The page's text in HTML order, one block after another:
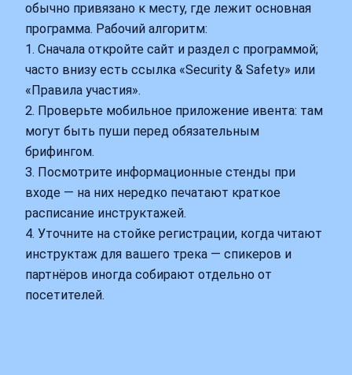
обычно привязано к месту, где лежит основная
программа. Рабочий алгоритм:
1. Сначала откройте сайт и раздел с программой;
часто внизу есть ссылка «Security & Safety» или
«Правила участия».
2. Проверьте мобильное приложение ивента: там
могут быть пуши перед обязательным
брифингом.
3. Посмотрите информационные стенды при
входе — на них нередко печатают краткое
расписание инструктажей.
4. Уточните на стойке регистрации, когда читают
инструктаж для вашего трека — спикеров и
партнёров иногда собирают отдельно от
посетителей.